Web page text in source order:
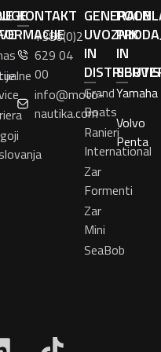
KONTAKT
+386(0)2
629 04
00
info@moto-
nautika.com
GENERALNI
UVOZNIK
IN
Grand
Boats
Ranieri
International
Zar
Formenti
Zar
Mini
SeaBob
IN
Yamaha
Volvo
Penta